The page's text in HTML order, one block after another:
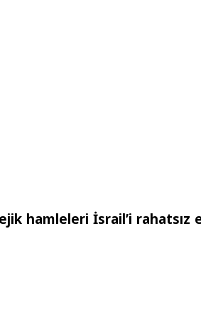
hamleleri İsrail’i rahatsız